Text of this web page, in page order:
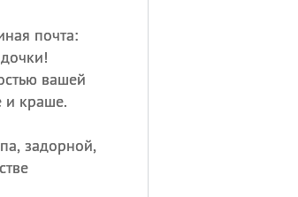
почта:
вашей
и краше.
задорной,